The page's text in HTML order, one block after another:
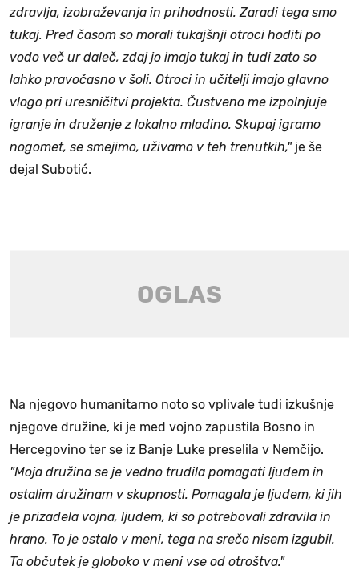
zdravlja, izobraževanja in prihodnosti. Zaradi tega smo
tukaj. Pred časom so morali tukajšnji otroci hoditi po
vodo več ur daleč, zdaj jo imajo tukaj in tudi zato so
lahko pravočasno v šoli. Otroci in učitelji imajo glavno
vlogo pri uresničitvi projekta. Čustveno me izpolnjuje
igranje in druženje z lokalno mladino. Skupaj igramo
nogomet, se smejimo, uživamo v teh trenutkih,"je še
dejal Subotić.
Na njegovo humanitarno noto so vplivale tudi izkušnje
njegove družine, ki je med vojno zapustila Bosno in
Hercegovino ter se iz Banje Luke preselila v Nemčijo.
"Moja družina se je vedno trudila pomagati ljudem in
ostalim družinam v skupnosti. Pomagala je ljudem, ki jih
je prizadela vojna, ljudem, ki so potrebovali zdravila in
hrano. To je ostalo v meni, tega na srečo nisem izgubil.
Ta občutek je globoko v meni vse od otroštva."